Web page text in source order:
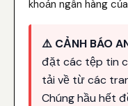
khoản ngân hàng
⚠️ CẢNH BÁO
đặt các tệp tin
tải về từ các
Chúng hầu hết